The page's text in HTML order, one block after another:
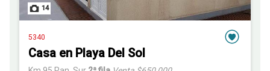
14
5340
Casa en Playa Del Sol